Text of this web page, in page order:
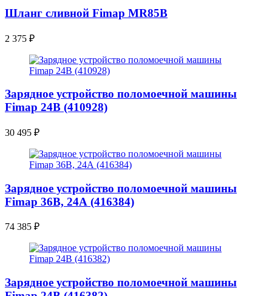
Шланг сливной Fimap MR85B
2 375 ₽
Зарядное устройство поломоечной машины
Fimap 24B (410928)
30 495 ₽
Зарядное устройство поломоечной машины
Fimap 36B, 24А (416384)
74 385 ₽
Зарядное устройство поломоечной машины